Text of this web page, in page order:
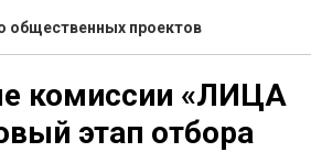
общественных проектов
комиссии «ЛИЦА
этап отбора